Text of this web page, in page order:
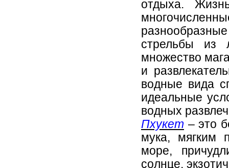
отдыха.
стрельбы из
множество
и
водные вида
идеальные
водных
Пхукет – это
мука, мягким
море,
солнце,